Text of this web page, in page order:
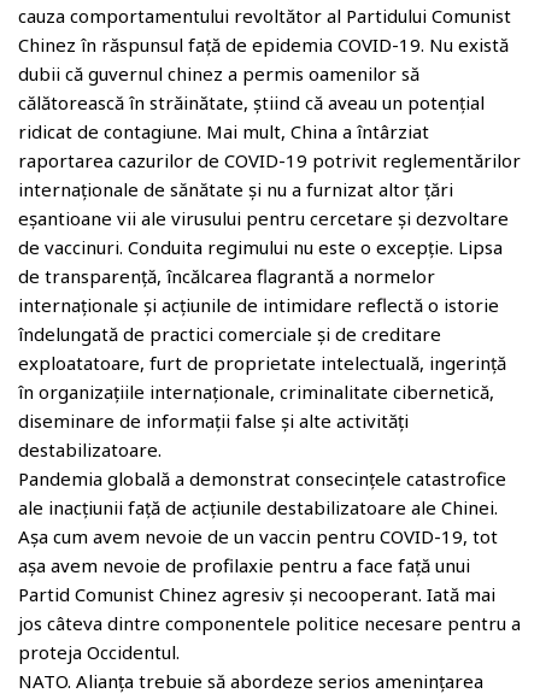
cauza comportamentului revoltător al Partidului Comunist
Chinez în răspunsul față de epidemia COVID-19. Nu există
dubii că guvernul chinez a permis oamenilor să
călătorească în străinătate, știind că aveau un potențial
ridicat de contagiune. Mai mult, China a întârziat
raportarea cazurilor de COVID-19 potrivit reglementărilor
internaționale de sănătate și nu a furnizat altor țări
eșantioane vii ale virusului pentru cercetare și dezvoltare
de vaccinuri. Conduita regimului nu este o excepție. Lipsa
de transparență, încălcarea flagrantă a normelor
internaționale și acțiunile de intimidare reflectă o istorie
îndelungată de practici comerciale și de creditare
exploatatoare, furt de proprietate intelectuală, ingerință
în organizațiile internaționale, criminalitate cibernetică,
diseminare de informații false și alte activități
destabilizatoare.
Pandemia globală a demonstrat consecințele catastrofice
ale inacțiunii față de acțiunile destabilizatoare ale Chinei.
Așa cum avem nevoie de un vaccin pentru COVID-19, tot
așa avem nevoie de profilaxie pentru a face față unui
Partid Comunist Chinez agresiv și necooperant. Iată mai
jos câteva dintre componentele politice necesare pentru a
proteja Occidentul.
NATO. Alianța trebuie să abordeze serios amenințarea